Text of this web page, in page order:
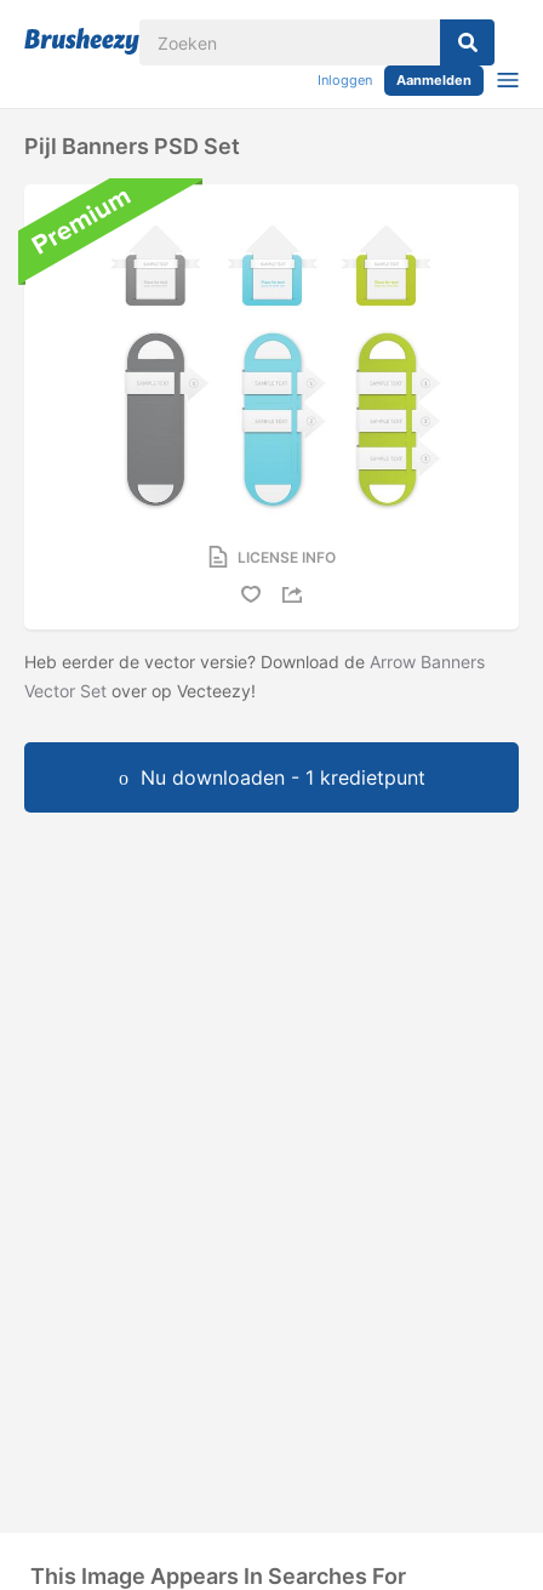
Inloggen Aanmelden
Pijl Banners PSD Set
LICENSE INFO
Heb eerder de vector versie? Download de Arrow Banners
Vector Set over op Vecteezy!
Nu downloaden - 1 kredietpunt
This Image Appears In Searches For